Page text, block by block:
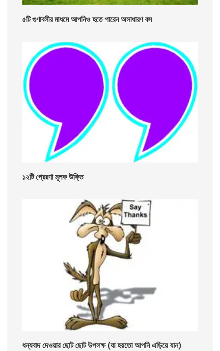
৫টি গুণাবলীর মাধমে আপনিও হতে পারেন অসাধারণ বস
১২টি প্রেরণা মূলক উক্তি
ধন্যবাদ দেওয়ার ছোট ছোট উপলক্ষ (যা হয়তো আপনি এড়িয়ে যান)